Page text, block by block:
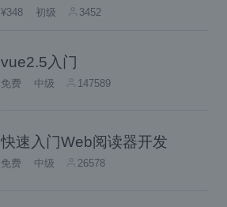
¥348 初级 3452
vue2.5入门
免费 中级 147589
快速入门Web阅读器开发
免费 中级 26578